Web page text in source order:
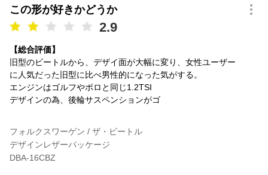
この形が好きかどうか
2.9
【総合評価】
旧型のビートルから、デザイ面が大幅に変り、女性ユーザー
に人気だった旧型に比べ男性的になった気がする。
エンジンはゴルフやポロと同じ1.2TSI
デザインの為、後輪サスペンションがゴ
フォルクスワーゲン / ザ・ビートル
デザインレザーパッケージ
DBA-16CBZ